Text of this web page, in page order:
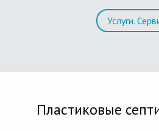
Услуги.
Пластиковые